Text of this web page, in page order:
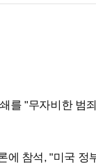
를 "무자비한 범
참석, "미국 정